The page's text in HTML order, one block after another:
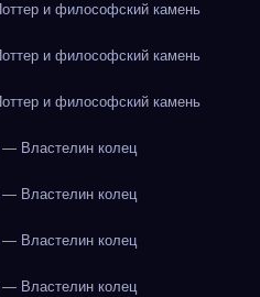
и философский камень
и философский камень
и философский камень
Властелин колец
Властелин колец
Властелин колец
Властелин колец